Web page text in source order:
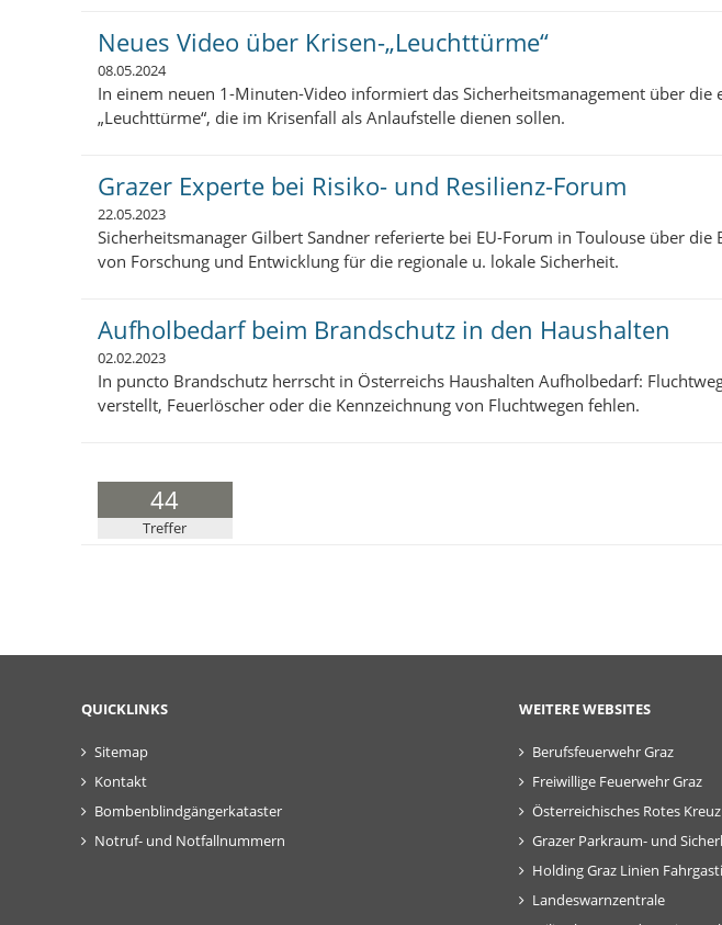
Neues Video über Krisen-„Leuchttürme“
08.05.2024
In einem neuen 1-Minuten-Video informiert das Sicherheitsmanagement über die
„Leuchttürme“, die im Krisenfall als Anlaufstelle dienen sollen.
Grazer Experte bei Risiko- und Resilienz-Forum
22.05.2023
Sicherheitsmanager Gilbert Sandner referierte bei EU-Forum in Toulouse über die
von Forschung und Entwicklung für die regionale u. lokale Sicherheit.
Aufholbedarf beim Brandschutz in den Haushalten
02.02.2023
In puncto Brandschutz herrscht in Österreichs Haushalten Aufholbedarf:
verstellt, Feuerlöscher oder die Kennzeichnung von Fluchtwegen fehlen.
44
Treffer
QUICKLINKS
Sitemap
Kontakt
Bombenblindgängerkataster
Notruf- und Notfallnummern
WEITERE WEBSITES
Berufsfeuerwehr Graz
Freiwillige Feuerwehr Graz
Österreichisches Rotes
Grazer Parkraum- und
Holding Graz Linien
Landeswarnzentrale